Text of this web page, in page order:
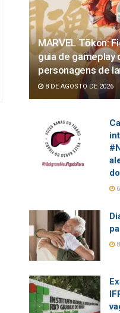
MARVEL Tōkon:
guia de gameplay
personagens de
8 DE AGOSTO DE 2026
6
8